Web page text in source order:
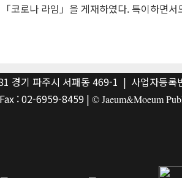
「코로나 라임」을 게재하였다. 특이하면
경기 파주시 서패동 469-1 | 사업자등
: 02-6959-8459 | © Jaeum&Moeum